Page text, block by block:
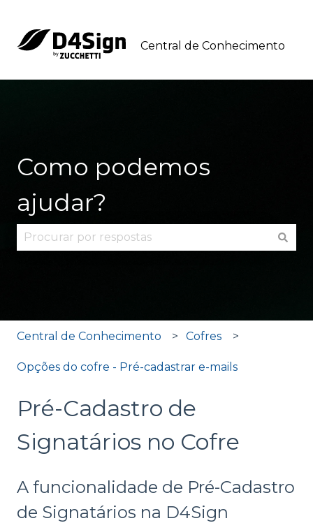
Central de Conhecimento
Como podemos
ajudar?
Central de Conhecimento Cofres
Opções do cofre - Pré-cadastrar e-mails
Pré-Cadastro de
Signatários no Cofre
A funcionalidade de Pré-Cadastro
de Signatários na D4Sign